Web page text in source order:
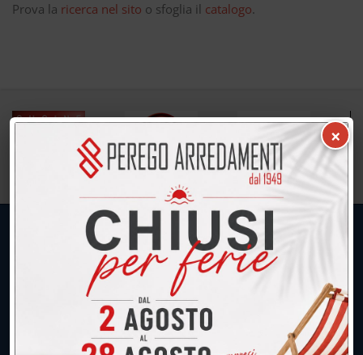
Prova la ricerca nel sito o sfoglia il catalogo.
UNICA SEDE: CALCO (Lecco)
×